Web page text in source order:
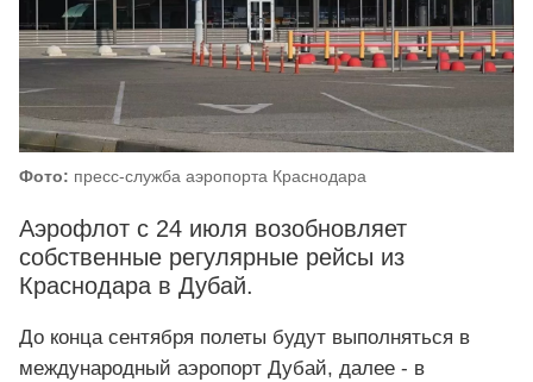
Фото: пресс-служба аэропорта Краснодара
Аэрофлот с 24 июля возобновляет
собственные регулярные рейсы из
Краснодара в Дубай.
До конца сентября полеты будут выполняться в
международный аэропорт Дубай, далее - в